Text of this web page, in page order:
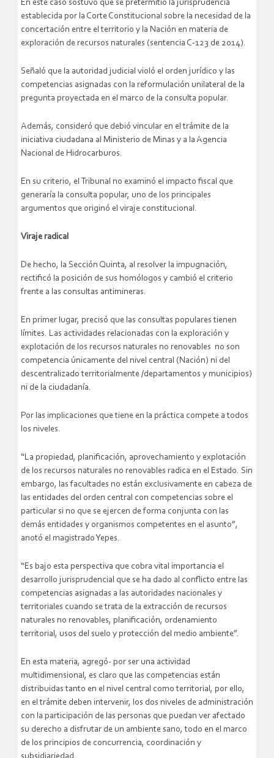
En este caso sostuvo que se pretermitió la jurisprudencia
establecida por la Corte Constitucional sobre la necesidad de la
concertación entre el territorio y la Nación en materia de
exploración de recursos naturales (sentencia C-123 de 2014).
Señaló que la autoridad judicial violó el orden jurídico y las
competencias asignadas con la reformulación unilateral de la
pregunta proyectada en el marco de la consulta popular.
Además, consideró que debió vincular en el trámite de la
iniciativa ciudadana al Ministerio de Minas y a la Agencia
Nacional de Hidrocarburos.
En su criterio, el Tribunal no examinó el impacto fiscal que
generaría la consulta popular, uno de los principales
argumentos que originó el viraje constitucional.
Viraje radical
De hecho, la Sección Quinta, al resolver la impugnación,
rectificó la posición de sus homólogos y cambió el criterio
frente a las consultas antimineras.
En primer lugar, precisó que las consultas populares tienen
límites. Las actividades relacionadas con la exploración y
explotación de los recursos naturales no renovables no son
competencia únicamente del nivel central (Nación) ni del
descentralizado territorialmente /departamentos y municipios)
ni de la ciudadanía.
Por las implicaciones que tiene en la práctica compete a todos
los niveles.
“La propiedad, planificación, aprovechamiento y explotación
de los recursos naturales no renovables radica en el Estado. Sin
embargo, las facultades no están exclusivamente en cabeza de
las entidades del orden central con competencias sobre el
particular si no que se ejercen de forma conjunta con las
demás entidades y organismos competentes en el asunto”,
anotó el magistrado Yepes.
“Es bajo esta perspectiva que cobra vital importancia el
desarrollo jurisprudencial que se ha dado al conflicto entre las
competencias asignadas a las autoridades nacionales y
territoriales cuando se trata de la extracción de recursos
naturales no renovables, planificación, ordenamiento
territorial, usos del suelo y protección del medio ambiente”.
En esta materia, agregó- por ser una actividad
multidimensional, es claro que las competencias están
distribuidas tanto en el nivel central como territorial, por ello,
en el trámite deben intervenir, los dos niveles de administración
con la participación de las personas que puedan ver afectado
su derecho a disfrutar de un ambiente sano, todo en el marco
de los principios de concurrencia, coordinación y